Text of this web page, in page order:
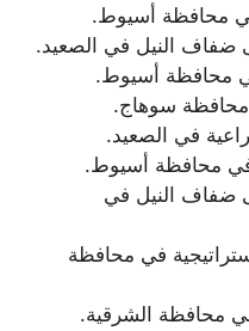
محافظة أسيوط.
ضفاف النيل في الصعيد.
محافظة أسيوط.
محافظة سوهاج.
في الصعيد.
محافظة أسيوط.
ضفاف النيل في
في محافظة
محافظة الشرقية.